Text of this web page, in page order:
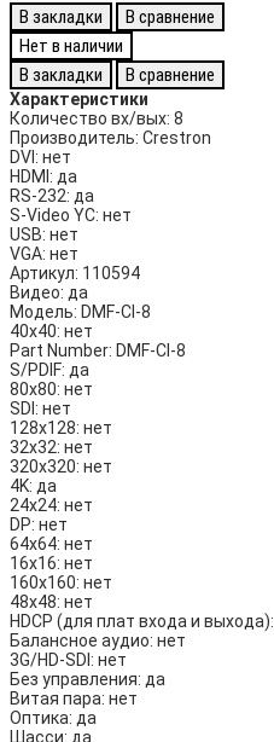
В закладки
В сравнение
Нет в наличии
В закладки
В сравнение
Характеристики
Количество вх/вых: 8
Производитель: Crestron
DVI: нет
HDMI: да
RS-232: да
S-Video YC: нет
USB: нет
VGA: нет
Артикул: 110594
Видео: да
Модель: DMF-CI-8
40х40: нет
Part Number: DMF-CI-8
S/PDIF: да
80х80: нет
SDI: нет
128х128: нет
32х32: нет
320х320: нет
4K: да
24х24: нет
DP: нет
64х64: нет
16х16: нет
160х160: нет
48х48: нет
HDCP (для плат входа и выхода):
Балансное аудио: нет
3G/HD-SDI: нет
Без управления: да
Витая пара: нет
Оптика: да
Шасси: да